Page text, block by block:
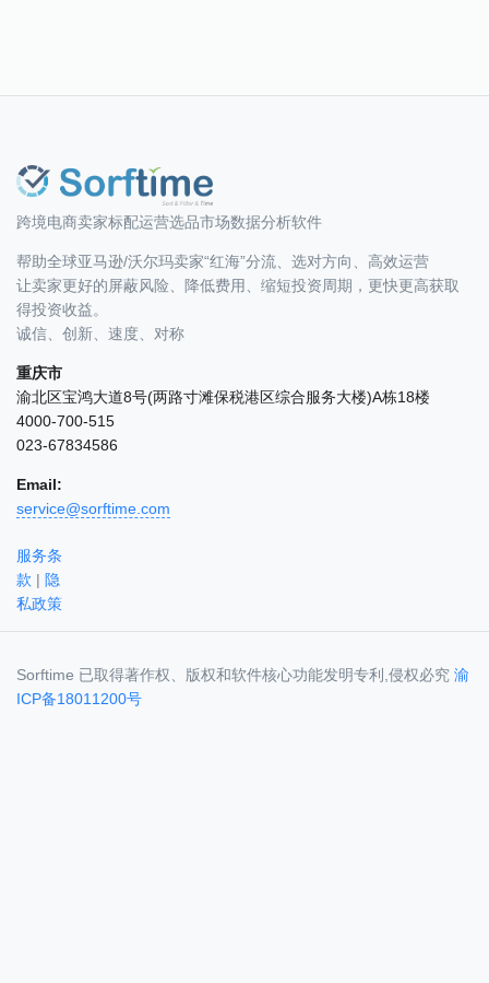
跨境电商卖家标配运营选品市场数据分析软件
帮助全球亚马逊/沃尔玛卖家“红海”分流、选对方向、高效运营
让卖家更好的屏蔽风险、降低费用、缩短投资周期，更快更高获取
得投资收益。
诚信、创新、速度、对称
重庆市
渝北区宝鸿大道8号(两路寸滩保税港区综合服务大楼)A栋18楼
4000-700-515
023-67834586
Email:
service@sorftime.com
服务条
款 | 隐
私政策
Sorftime 已取得著作权、版权和软件核心功能发明专利,侵权必究 渝
ICP备18011200号